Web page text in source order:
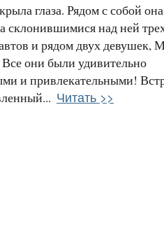
глаза. Рядом с собой она
склонившимися над ней
и рядом двух девушек,
они были удивительно
и привлекательными!
Читать >>